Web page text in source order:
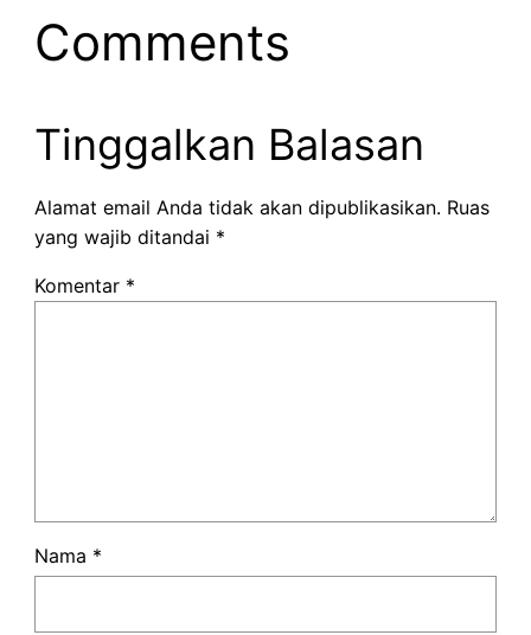
Comments
Tinggalkan Balasan
Alamat email Anda tidak akan dipublikasikan. Ruas
yang wajib ditandai *
Komentar *
Nama *